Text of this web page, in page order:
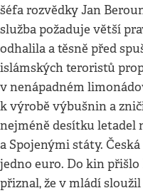
šéfa rozvědky Jan
služba požaduje větší
odhalila a těsně před
islámských teroristů
v nenápadném
k výrobě výbušnin a
nejméně desítku letadel
a Spojenými státy.
jedno euro. Do kin přišlo
přiznal, že v mládí